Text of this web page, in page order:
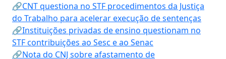
🔗CNT questiona no STF procedimentos da Justiça
do Trabalho para acelerar execução de sentenças
🔗Instituições privadas de ensino questionam no
STF contribuições ao Sesc e ao Senac
🔗Nota do CNJ sobre afastamento de